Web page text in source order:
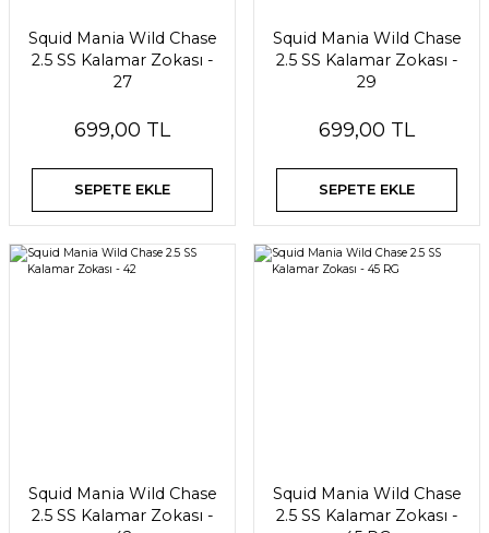
Squid Mania Wild Chase
2.5 SS Kalamar Zokası -
27
699,00 TL
SEPETE EKLE
Squid Mania Wild Chase
2.5 SS Kalamar Zokası -
29
699,00 TL
SEPETE EKLE
Squid Mania Wild Chase
2.5 SS Kalamar Zokası -
Squid Mania Wild Chase
2.5 SS Kalamar Zokası -